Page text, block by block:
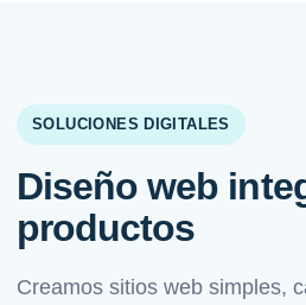
SOLUCIONES DIGITALES
Diseño web
productos
Creamos sitios web simples,